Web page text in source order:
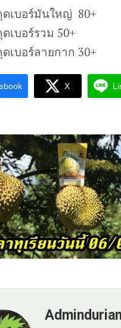
ดเบอร์มันใหญ่ 80+
เบอร์รวม 50+
เบอร์ลายกาก 30+
X